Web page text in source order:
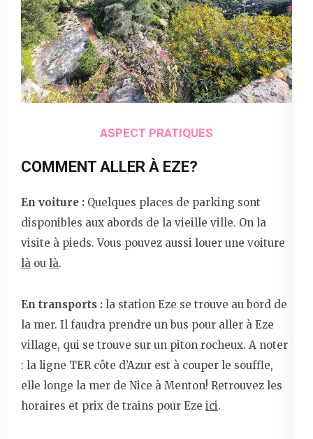
ASPECT PRATIQUES
COMMENT ALLER À EZE?
En voiture : Quelques places de parking sont
disponibles aux abords de la vieille ville. On la
visite à pieds. Vous pouvez aussi louer une voiture
là ou là.
En transports : la station Eze se trouve au bord de
la mer. Il faudra prendre un bus pour aller à Eze
village, qui se trouve sur un piton rocheux. A noter
: la ligne TER côte d’Azur est à couper le souffle,
elle longe la mer de Nice à Menton! Retrouvez les
horaires et prix de trains pour Eze ici.